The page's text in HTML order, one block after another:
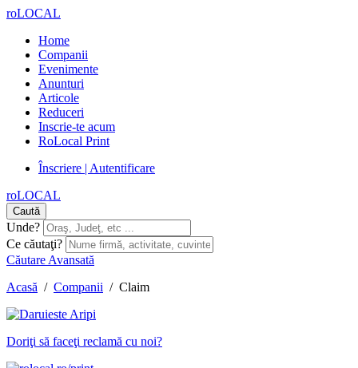
roLOCAL
Home
Companii
Evenimente
Anunturi
Articole
Reduceri
Inscrie-te acum
RoLocal Print
Înscriere | Autentificare
roLOCAL
Caută
Unde?
Ce căutaţi?
Căutare Avansată
Acasă / Companii / Claim
Doriţi să faceţi reclamă cu noi?